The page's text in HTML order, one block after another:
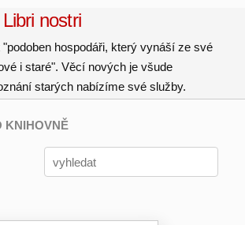
nostri
hospodáři, který vynáší ze své
i staré". Věcí nových je všude
starých nabízíme své služby.
KNIHOVNĚ